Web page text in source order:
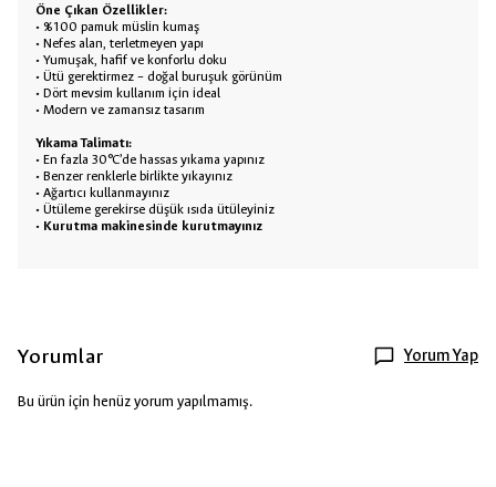
Öne Çıkan Özellikler:
• %100 pamuk müslin kumaş
• Nefes alan, terletmeyen yapı
• Yumuşak, hafif ve konforlu doku
• Ütü gerektirmez – doğal buruşuk görünüm
• Dört mevsim kullanım için ideal
• Modern ve zamansız tasarım
Yıkama Talimatı:
• En fazla 30°C’de hassas yıkama yapınız
• Benzer renklerle birlikte yıkayınız
• Ağartıcı kullanmayınız
• Ütüleme gerekirse düşük ısıda ütüleyiniz
• Kurutma makinesinde kurutmayınız
Yorumlar Yorum Yap
Bu ürün için henüz yorum yapılmamış.